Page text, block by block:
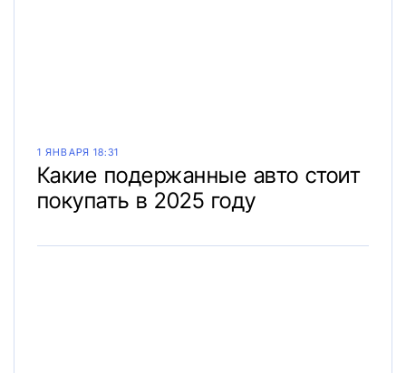
1 ЯНВАРЯ 18:31
Какие подержанные авто стоит
покупать в 2025 году